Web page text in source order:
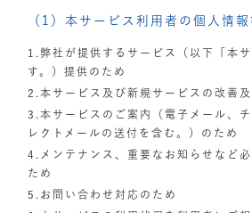
（1）本サービス利用者の個人情
1.弊社が提供するサービス（以下「本
す。）提供のため
2.本サービス及び新規サービスの改善
3.本サービスのご案内（電子メール、
レクトメールの送付を含む。）のため
4.メンテナンス、重要なお知らせなど
ため
5.お問い合わせ対応のため